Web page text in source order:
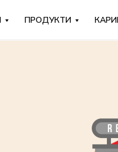
ПРОДУКТИ